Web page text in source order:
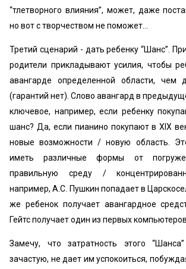
“тлетворного влияния”, может, даже
но вот с творчеством не поможет…
Третий сценарий - дать ребенку “Шанс”.
родители прикладывают усилия, чтобы
авангарде определенной области, чем
(гарантий нет). Слово авангард в
ключевое, например, если ребенку
шанс? Да, если пианино покупают в XIX
новые возможности / новую область.
иметь различные формы от
правильную среду /
например, А.С. Пушкин попадает в
же ребенок получает авангардное
Гейтс получает один из первых
Замечу, что затратность этого
зачастую, не дает им успокоиться,